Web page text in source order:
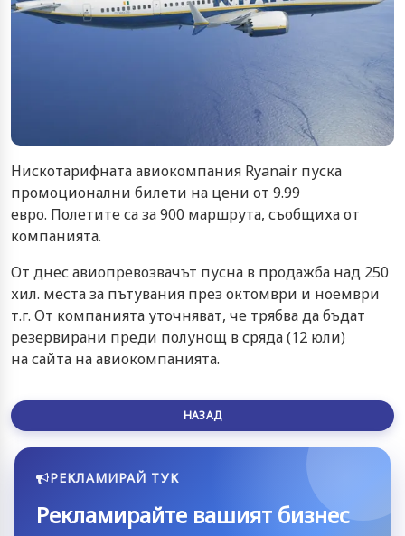
Нискотарифната авиокомпания Ryanair пуска
промоционални билети на цени от 9.99
евро. Полетите са за 900 маршрута, съобщиха от
компанията.
От днес авиопревозвачът пусна в продажба над 250
хил. места за пътувания през октомври и ноември
т.г. От компанията уточняват, че трябва да бъдат
резервирани преди полунощ в сряда (12 юли)
на сайта на авиокомпанията.
НАЗАД
РЕКЛАМИРАЙ ТУК
Рекламирайте вашият бизнес